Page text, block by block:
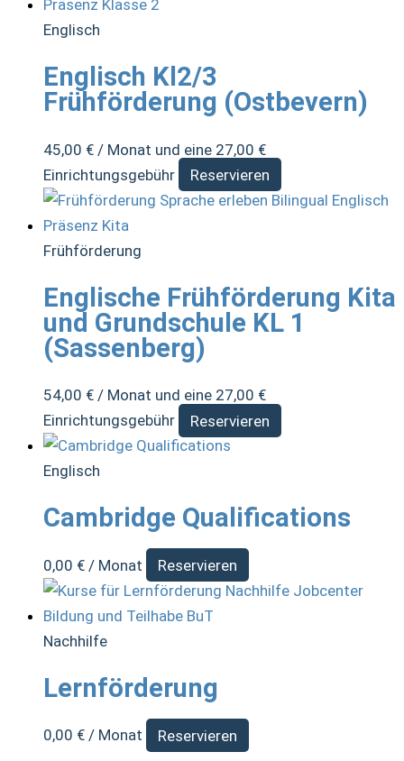
Englisch
Englisch Kl2/3
Frühförderung (Ostbevern)
45,00 € / Monat und eine 27,00 €
Einrichtungsgebühr
Reservieren
Frühförderung
Englische Frühförderung Kita
und Grundschule KL 1
(Sassenberg)
54,00 € / Monat und eine 27,00 €
Einrichtungsgebühr
Reservieren
Englisch
Cambridge Qualifications
0,00 € / Monat Reservieren
Nachhilfe
Lernförderung
0,00 € / Monat Reservieren